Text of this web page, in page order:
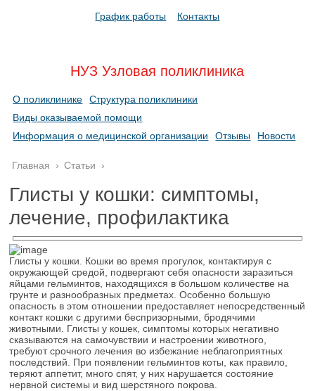
График работы Контакты
НУЗ Узловая поликлиника
О поликлинике
Структура поликлиники
Виды оказываемой помощи
Информация о медицинской организации
Отзывы Новости
Главная › Статьи ›
Глисты у кошки: симптомы,
лечение, профилактика
Глисты у кошки. Кошки во время прогулок, контактируя с
окружающей средой, подвергают себя опасности заразиться
яйцами гельминтов, находящихся в большом количестве на
грунте и разнообразных предметах. Особенно большую
опасность в этом отношении предоставляет непосредственный
контакт кошки с другими беспризорными, бродячими
животными. Глисты у кошек, симптомы которых негативно
сказываются на самочувствии и настроении животного,
требуют срочного лечения во избежание неблагоприятных
последствий. При появлении гельминтов коты, как правило,
теряют аппетит, много спят, у них нарушается состояние
нервной системы и вид шерстяного покрова.